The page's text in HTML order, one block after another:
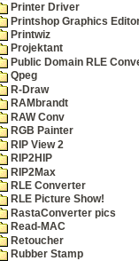
Printer Driver
Printshop Graphics
Printwiz
Projektant
Public Domain RLE
Qpeg
R-Draw
RAMbrandt
RAW Conv
RGB Painter
RIP View 2
RIP2HIP
RIP2Max
RLE Converter
RLE Picture Show!
RastaConverter pics
Read-MAC
Retoucher
Rubber Stamp